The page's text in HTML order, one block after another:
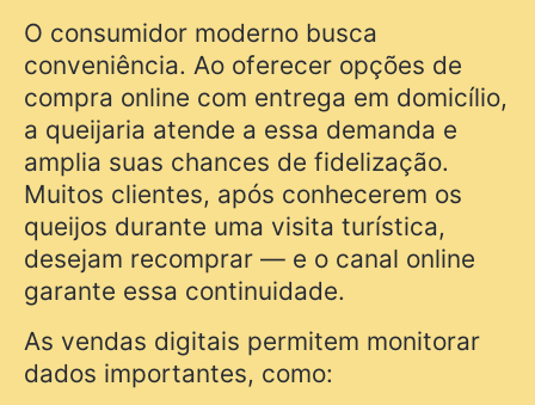
O consumidor moderno busca
conveniência. Ao oferecer opções de
compra online com entrega em domicílio,
a queijaria atende a essa demanda e
amplia suas chances de fidelização.
Muitos clientes, após conhecerem os
queijos durante uma visita turística,
desejam recomprar — e o canal online
garante essa continuidade.
As vendas digitais permitem monitorar
dados importantes, como: